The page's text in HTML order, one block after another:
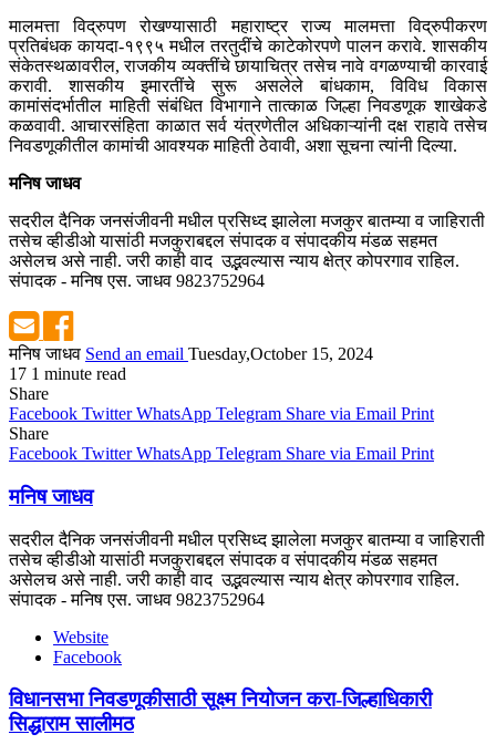
मालमत्ता विद्रुपण रोखण्यासाठी महाराष्ट्र राज्य मालमत्ता विद्रुपीकरण
प्रतिबंधक कायदा-१९९५ मधील तरतुदींचे काटेकोरपणे पालन करावे. शासकीय
संकेतस्थळावरील, राजकीय व्यक्तींचे छायाचित्र तसेच नावे वगळण्याची कारवाई
करावी. शासकीय इमारतींचे सुरू असलेले बांधकाम, विविध विकास
कामांसंदर्भातील माहिती संबंधित विभागाने तात्काळ जिल्हा निवडणूक शाखेकडे
कळवावी. आचारसंहिता काळात सर्व यंत्रणेतील अधिकाऱ्यांनी दक्ष राहावे तसेच
निवडणूकीतील कामांची आवश्यक माहिती ठेवावी, अशा सूचना त्यांनी दिल्या.
मनिष जाधव
सदरील दैनिक जनसंजीवनी मधील प्रसिध्द झालेला मजकुर बातम्या व जाहिराती
तसेच व्हीडीओ यासांठी मजकुराबद्दल संपादक व संपादकीय मंडळ सहमत
असेलच असे नाही. जरी काही वाद उद्भवल्यास न्याय क्षेत्र कोपरगाव राहिल.
संपादक - मनिष एस. जाधव 9823752964
मनिष जाधव Send an email Tuesday,October 15, 2024
17 1 minute read
Share
Facebook Twitter WhatsApp Telegram Share via Email Print
Share
Facebook Twitter WhatsApp Telegram Share via Email Print
मनिष जाधव
सदरील दैनिक जनसंजीवनी मधील प्रसिध्द झालेला मजकुर बातम्या व जाहिराती
तसेच व्हीडीओ यासांठी मजकुराबद्दल संपादक व संपादकीय मंडळ सहमत
असेलच असे नाही. जरी काही वाद उद्भवल्यास न्याय क्षेत्र कोपरगाव राहिल.
संपादक - मनिष एस. जाधव 9823752964
Website
Facebook
विधानसभा निवडणूकीसाठी सूक्ष्म नियोजन करा-जिल्हाधिकारी
सिद्धाराम सालीमठ